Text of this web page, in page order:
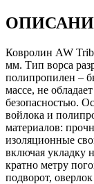
ОПИСАНИЕ
Ковролин AW
мм. Тип ворса
полипропилен –
массе, не
безопасностью.
войлока и
материалов:
изоляционные
включая укладку
кратно метру
подворот,